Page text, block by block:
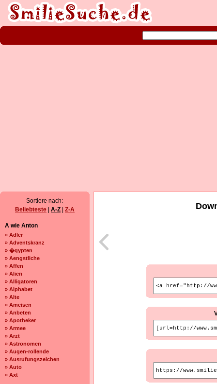
Sortiere nach:
Beliebteste
A-Z Z-A
A wie Anton
» Adler
» Adventskranz
» �gypten
» Aengstliche
» Affen
» Alien
» Alligatoren
» Alphabet
» Alte
» Ameisen
» Anbeten
» Apotheker
» Armee
» Arzt
» Astronomen
» Augen-rollende
» Ausrufungszeichen
» Auto
» Axt